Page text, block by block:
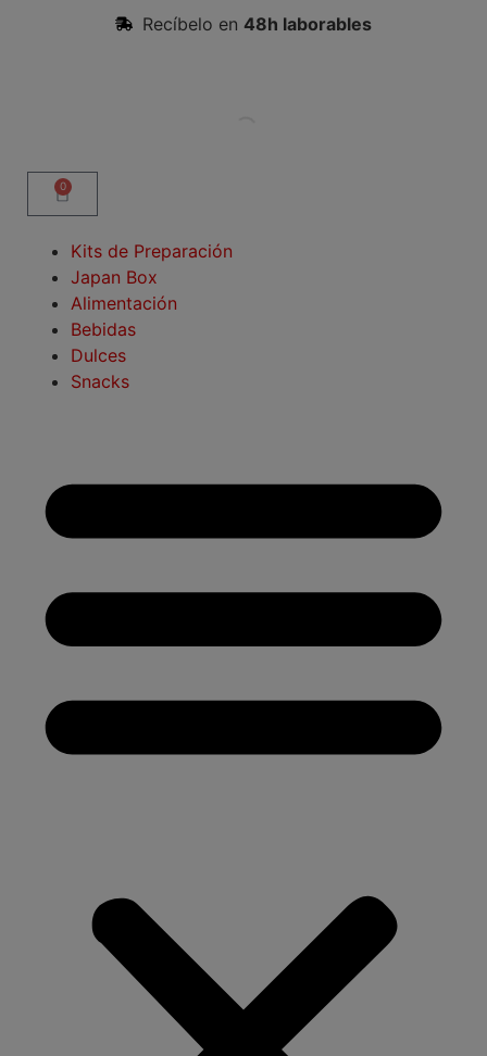
Recíbelo en 48h laborables
0
Kits de Preparación
Japan Box
Alimentación
Bebidas
Dulces
Snacks